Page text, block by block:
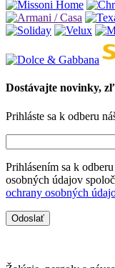
Dostávajte novinky,
Prihláste sa k odberu
Prihlásením sa k
osobných údajov
ochrany osobných
Odoslať